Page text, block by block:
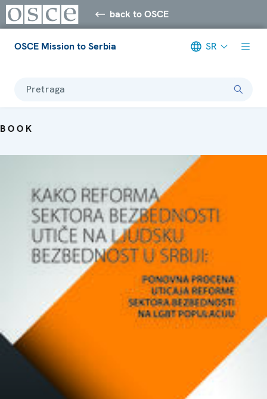
back to OSCE
OSCE Mission to Serbia SR
Pretraga
BOOK